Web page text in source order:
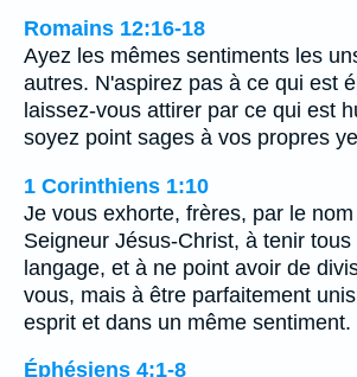
Romains 12:16-18
Ayez les mêmes sentiments les
autres. N'aspirez pas à ce qui est
laissez-vous attirer par ce qui est
soyez point sages à vos propres
1 Corinthiens 1:10
Je vous exhorte, frères, par le
Seigneur Jésus-Christ, à tenir
langage, et à ne point avoir de
vous, mais à être parfaitement
esprit et dans un même sentiment.
Éphésiens 4:1-8